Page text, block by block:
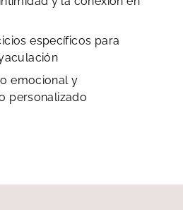
específicos para
emocional y
personalizado